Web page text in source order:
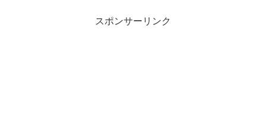
スポンサーリンク